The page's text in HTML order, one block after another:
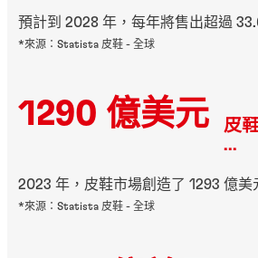
預計到 2028 年，每年將售出超過
*來源：Statista 皮鞋 - 全球
1290 億美元 皮
...
2023 年，皮鞋市場創造了 1293 億美
*來源：Statista 皮鞋 - 全球